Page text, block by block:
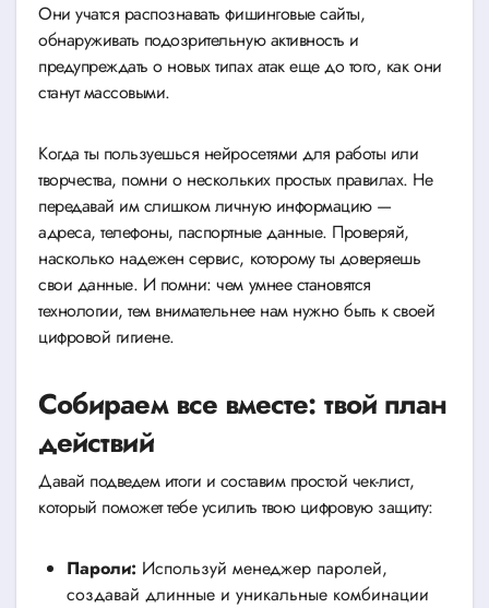
Они учатся распознавать фишинговые сайты,
обнаруживать подозрительную активность и
предупреждать о новых типах атак еще до того, как они
станут массовыми.
Когда ты пользуешься нейросетями для работы или
творчества, помни о нескольких простых правилах. Не
передавай им слишком личную информацию —
адреса, телефоны, паспортные данные. Проверяй,
насколько надежен сервис, которому ты доверяешь
свои данные. И помни: чем умнее становятся
технологии, тем внимательнее нам нужно быть к своей
цифровой гигиене.
Собираем все вместе: твой план
действий
Давай подведем итоги и составим простой чек-лист,
который поможет тебе усилить твою цифровую защиту:
Пароли: Используй менеджер паролей,
создавай длинные и уникальные комбинации